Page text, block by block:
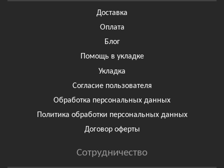
Доставка
Оплата
Блог
Помощь в укладке
Укладка
Согласие пользователя
Обработка персональных данных
Политика обработки персональных данных
Договор оферты
Сотрудничество